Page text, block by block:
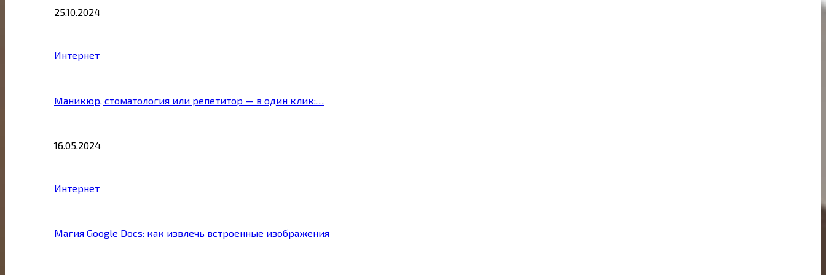
25.10.2024
Интернет
Маникюр, стоматология или репетитор — в один клик:…
16.05.2024
Интернет
Магия Google Docs: как извлечь встроенные изображения